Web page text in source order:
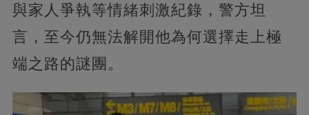
與家人爭執等情緒刺激紀錄，警方坦
言，至今仍無法解開他為何選擇走上極
端之路的謎團。